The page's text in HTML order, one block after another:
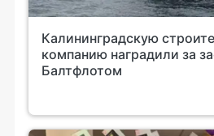
Калининградскую
компанию наградили за
Балтфлотом